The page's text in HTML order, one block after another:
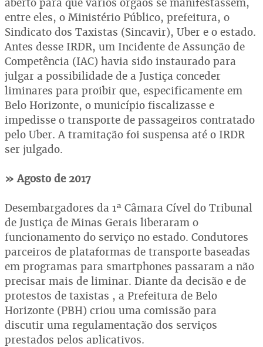
entre eles, o Ministério Público, prefeitura, o
Sindicato dos Taxistas (Sincavir), Uber e o estado.
Antes desse IRDR, um Incidente de Assunção de
Competência (IAC) havia sido instaurado para
julgar a possibilidade de a Justiça conceder
liminares para proibir que, especificamente em
Belo Horizonte, o município fiscalizasse e
impedisse o transporte de passageiros contratado
pelo Uber. A tramitação foi suspensa até o IRDR
ser julgado.
» Agosto de 2017
Desembargadores da 1ª Câmara Cível do Tribunal
de Justiça de Minas Gerais liberaram o
funcionamento do serviço no estado. Condutores
parceiros de plataformas de transporte baseadas
em programas para smartphones passaram a não
precisar mais de liminar. Diante da decisão e de
protestos de taxistas , a Prefeitura de Belo
Horizonte (PBH) criou uma comissão para
discutir uma regulamentação dos serviços
prestados pelos aplicativos.